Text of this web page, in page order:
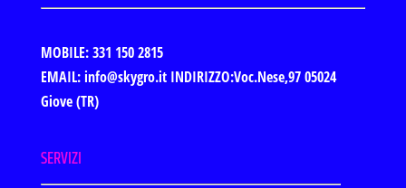
MOBILE: 331 150 2815
EMAIL: info@skygro.it INDIRIZZO:Voc.Nese,97 05024
Giove (TR)
SERVIZI